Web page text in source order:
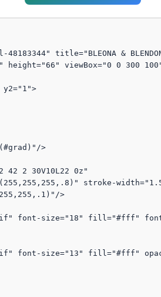
title="BLEONA &
height="66" viewBox="0 0 300